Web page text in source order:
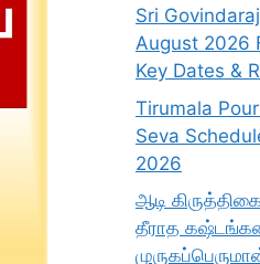
Sri
August 2026
Key Dates &
Tirumala
Seva
2026
ஆடி
தீராத